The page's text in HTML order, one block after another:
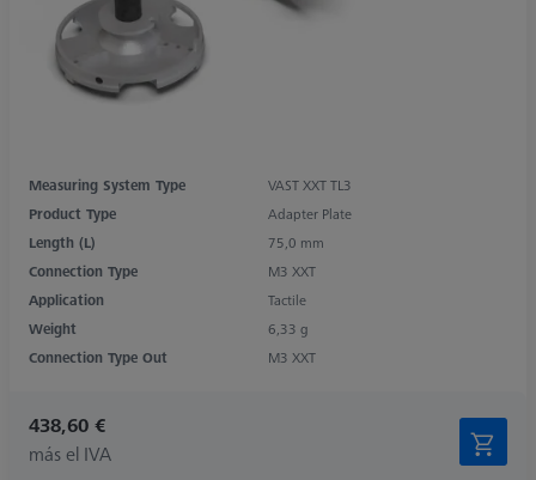
Measuring System Type
VAST XXT TL3
Product Type
Adapter Plate
Length (L)
75,0 mm
Connection Type
M3 XXT
Application
Tactile
Weight
6,33 g
Connection Type Out
M3 XXT
438,60 €
más el IVA